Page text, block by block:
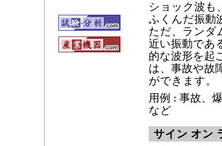
ショック波も
ふくんだ振動
ただ、ランダ
近い振動であ
的な波形を起
は、事故や故
ができます。
用例 : 事故、
など
サイン オン